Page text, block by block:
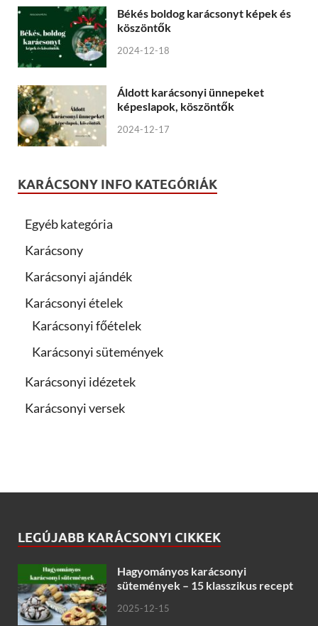
Békés boldog karácsonyt képek és
köszöntők
2024-12-18
Áldott karácsonyi ünnepeket
képeslapok, köszöntők
2024-12-17
KARÁCSONY INFO KATEGÓRIÁK
Egyéb kategória
Karácsony
Karácsonyi ajándék
Karácsonyi ételek
Karácsonyi főételek
Karácsonyi sütemények
Karácsonyi idézetek
Karácsonyi versek
LEGÚJABB KARÁCSONYI CIKKEK
Hagyományos karácsonyi
sütemények – 15 klasszikus recept
2025-12-15